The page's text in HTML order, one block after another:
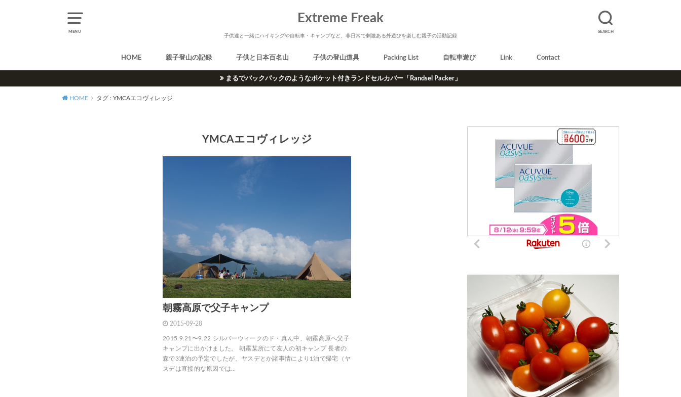
MENU SEARCH
Extreme Freak
子供達と一緒にハイキングや自転車・キャンプなど、非日常で刺激ある外遊びを楽しむ親子の活動記録
HOME 親子登山の記録 子供と日本百名山 子供の登山道具 Packing List 自転車遊び Link Contact
まるでバックパックのようなポケット付きランドセルカバー「Randsel Packer」
HOME タグ : YMCAエコヴィレッジ
YMCAエコヴィレッジ
朝霧高原で父子キャンプ
2015-09-28
2015.9.21〜9.22 シルバーウィークのド・真ん中、朝霧高原へ父子
キャンプに出かけました。 朝霧某所にて友人の初キャンプ 長者の
森で3連泊の予定でしたが、ヤスデとか諸事情により1泊で帰宅（ヤ
スデは直接的な原因では…